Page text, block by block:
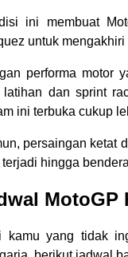
ini membuat
untuk
performa motor
latihan dan sprint
ini terbuka cukup
persaingan ketat
terjadi hingga
MotoGP
kamu yang tidak